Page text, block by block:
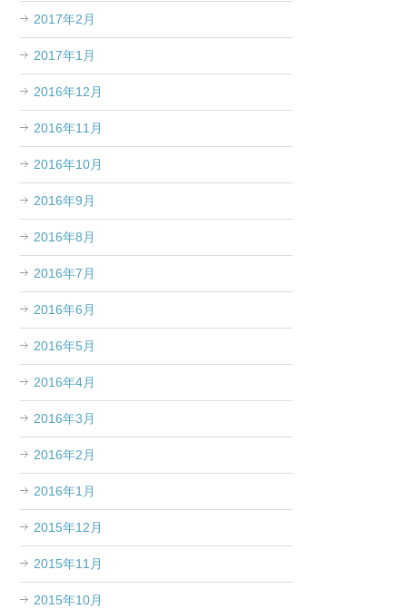
2017年2月
2017年1月
2016年12月
2016年11月
2016年10月
2016年9月
2016年8月
2016年7月
2016年6月
2016年5月
2016年4月
2016年3月
2016年2月
2016年1月
2015年12月
2015年11月
2015年10月